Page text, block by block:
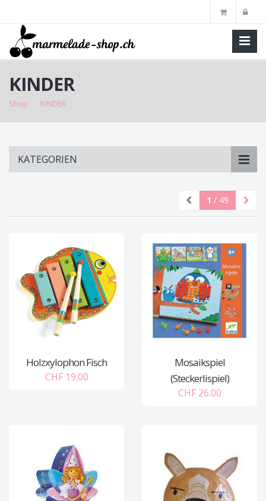
KINDER
Shop KINDER
KATEGORIEN
1 / 49
Holzxylophon Fisch
CHF 19.00
Mosaikspiel
(Steckerlispiel)
CHF 26.00